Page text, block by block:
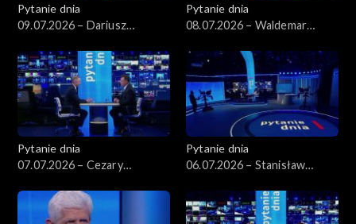
Pytanie dnia
09.07.2026 – Dariusz
Pytanie dnia
08.07.2026 – Waldemar
Pytanie dnia
07.07.2026 – Cezary
Pytanie dnia
06.07.2026 – Stanisław